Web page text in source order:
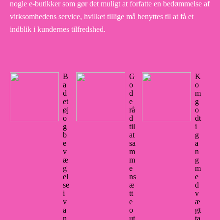
nogle e-butikker som gør det muligt at forfatte en bedømmelse af
virksomhedens service, hvilket tillige må benyttes til at få et
indblik i kundernes tilfredshed.
B
a
d
et
øj
o
g
b
e
v
æ
g
el
se
i
v
a
n
G
o
d
e
rå
d
til
at
sa
m
m
e
ns
æ
tt
e
o
ut
K
o
m
g
o
dt
i
g
a
n
g
m
e
d
v
æ
gt
ta